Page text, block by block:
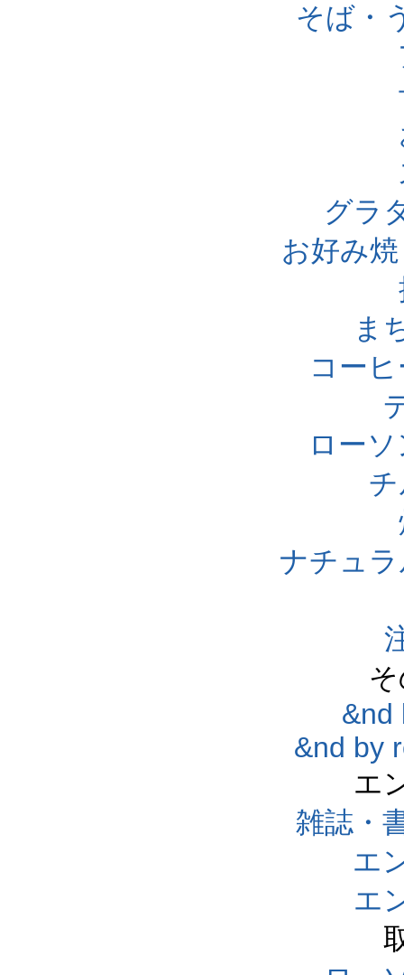
そば・
グラ
お好み
ま
コー
ロー
ナチュ
&nd
&nd by
エ
雑誌・
エ
エ